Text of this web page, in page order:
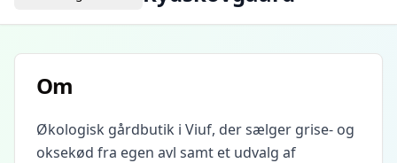
Om
Økologisk gårdbutik i Viuf, der sælger grise- og
oksekød fra egen avl samt et udvalg af